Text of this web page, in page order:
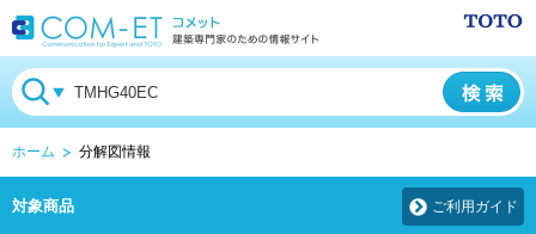
ホーム 分解図情報
対象商品 ご利用ガイド